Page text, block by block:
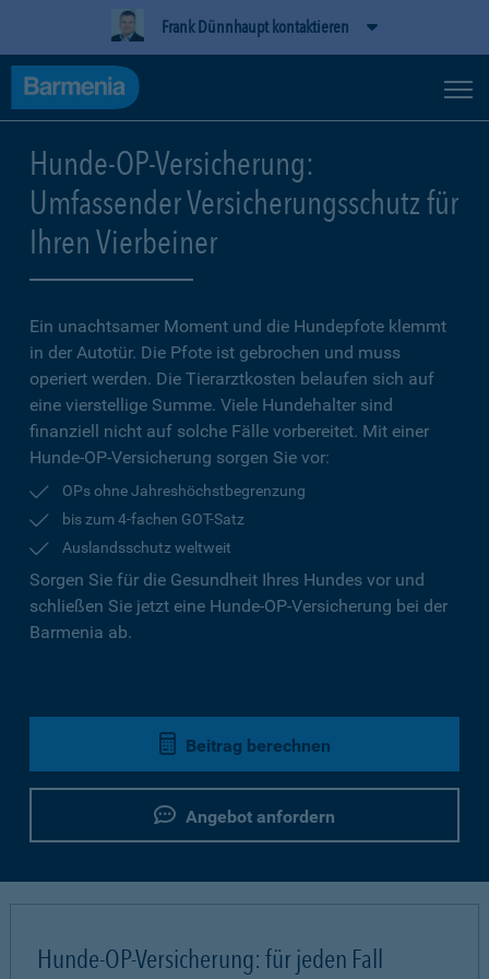
Frank Dünnhaupt kontaktieren
Hunde-OP-Versicherung:
Umfassender Versicherungsschutz für
Ihren Vierbeiner
Ein unachtsamer Moment und die Hundepfote klemmt
in der Autotür. Die Pfote ist gebrochen und muss
operiert werden. Die Tierarztkosten belaufen sich auf
eine vierstellige Summe. Viele Hundehalter sind
finanziell nicht auf solche Fälle vorbereitet. Mit einer
Hunde-OP-Versicherung sorgen Sie vor:
OPs ohne Jahreshöchstbegrenzung
bis zum 4-fachen GOT-Satz
Auslandsschutz weltweit
Sorgen Sie für die Gesundheit Ihres Hundes vor und
schließen Sie jetzt eine Hunde-OP-Versicherung bei der
Barmenia ab.
Beitrag berechnen
Angebot anfordern
Hunde-OP-Versicherung: für jeden Fall